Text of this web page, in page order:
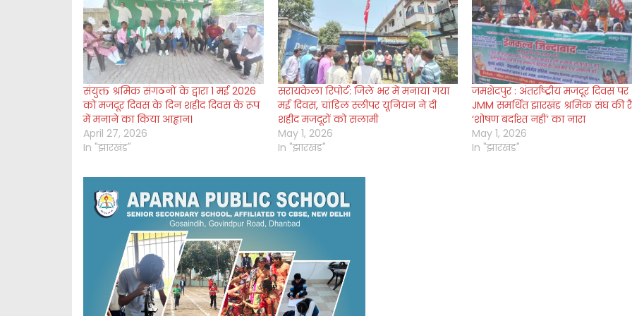
संयुक्त श्रमिक संगठनों के द्वारा 1 म‌ई 2026
को मजदूर दिवस के दिन शहीद दिवस के रूप
में मनाने का किया आह्वान।
April 27, 2026
In "झारखंड"
सरायकेला रिपोर्ट: जिले भर में मनाया गया
मई दिवस, चांडिल स्लीपर यूनियन ने दी
शहीद मजदूरों को सलामी
May 1, 2026
In "झारखंड"
जमशेदपुर : अंतर्राष्ट्रीय मजदूर दिवस पर
JMM समर्थित झारखंड श्रमिक संघ की
‘शोषण बर्दाश्त नहीं’ का नारा
May 1, 2026
In "झारखंड"